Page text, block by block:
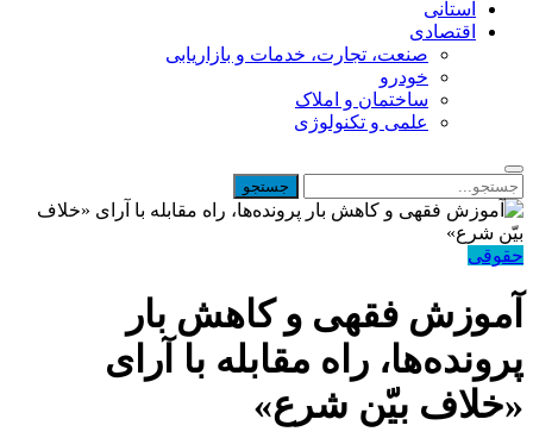
استانی
اقتصادی
صنعت، تجارت، خدمات و بازاریابی
خودرو
ساختمان و املاک
علمی و تکنولوژی
حقوقی
آموزش فقهی و کاهش بار
پرونده‌ها، راه مقابله با آرای
«خلاف بیّن شرع»